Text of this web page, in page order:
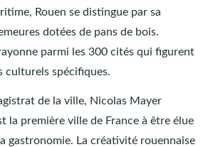
Rouen se distingue par sa
dotées de pans de bois.
parmi les 300 cités qui figurent
culturels spécifiques.
de la ville, Nicolas Mayer
la première ville de France à être élue
gastronomie. La créativité rouennaise